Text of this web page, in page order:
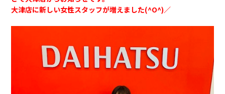
採用情報
カタ
リコ
大津店に新しい女性スタッフが増えました(^O^)／